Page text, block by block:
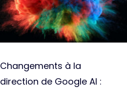
Changements à la
direction de Google AI :